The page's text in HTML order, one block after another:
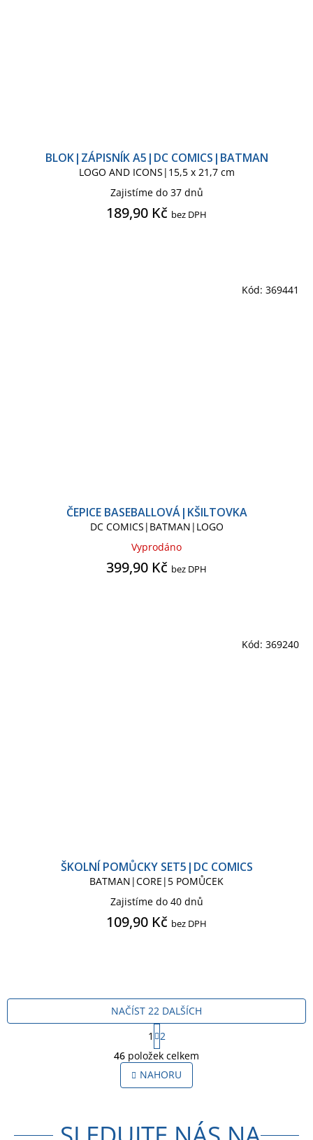
BLOK|ZÁPISNÍK A5|DC COMICS|BATMAN
LOGO AND ICONS|15,5 x 21,7 cm
Zajistíme do 37 dnů
189,90 Kč bez DPH
ČEPICE BASEBALLOVÁ|KŠILTOVKA
DC COMICS|BATMAN|LOGO
Vyprodáno
399,90 Kč bez DPH
Kód: 369441
ŠKOLNÍ POMŮCKY SET5|DC COMICS
BATMAN|CORE|5 POMŮCEK
Zajistíme do 40 dnů
109,90 Kč bez DPH
Kód: 369240
O
v
l
á
c
NAČÍST 22 DALŠÍCH
S
t
r
á
n
k
á
n
1
2
46 položek celkem
NAHORU